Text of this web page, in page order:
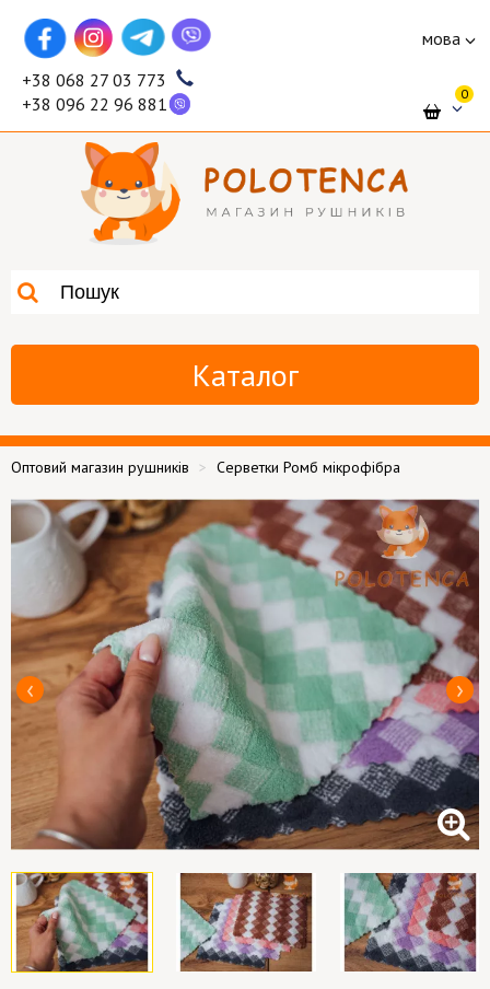
мова
+38 068 27 03 773
+38 096 22 96 881
0
Каталог
Оптовий магазин рушників Серветки Ромб мікрофібра